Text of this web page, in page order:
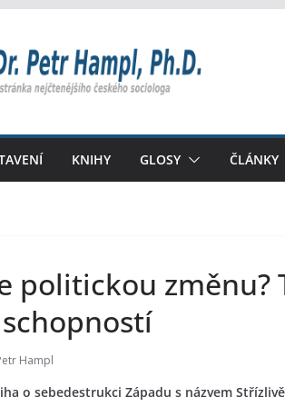
KNIHY GLOSY ČLÁNKY
politickou
Hampl
o sebedestrukci Západu s názvem